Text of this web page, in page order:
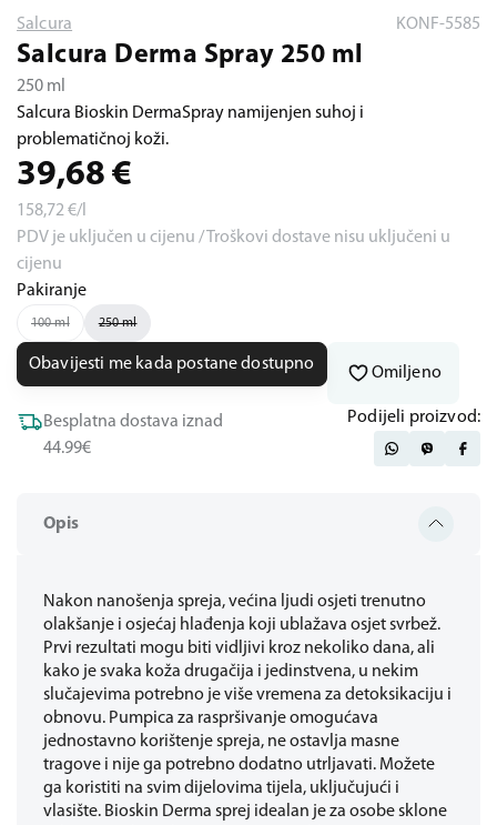
Opis
Nakon nanošenja spreja, većina ljudi osjeti trenutno
olakšanje i osjećaj hlađenja koji ublažava osjet svrbež.
Prvi rezultati mogu biti vidljivi kroz nekoliko dana, ali
kako je svaka koža drugačija i jedinstvena, u nekim
slučajevima potrebno je više vremena za detoksikaciju i
obnovu. Pumpica za raspršivanje omogućava
jednostavno korištenje spreja, ne ostavlja masne
tragove i nije ga potrebno dodatno utrljavati. Možete
ga koristiti na svim dijelovima tijela, uključujući i
vlasište. Bioskin Derma sprej idealan je za osobe sklone
Salcura KONF-5585
Salcura Derma Spray 250 ml
250 ml
Salcura Bioskin DermaSpray namijenjen suhoj i
problematičnoj koži.
39,68 €
158,72€/l
PDV je uključen u cijenu / Troškovi dostave nisu uključeni u
cijenu
Pakiranje
100 ml 250 ml
Obavijesti me kada postane dostupno
Omiljeno
Besplatna dostava iznad
44.99€
Podijeli proizvod: